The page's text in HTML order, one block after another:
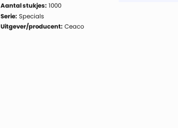
Aantal stukjes: 1000
Serie: Specials
Uitgever/producent: Ceaco